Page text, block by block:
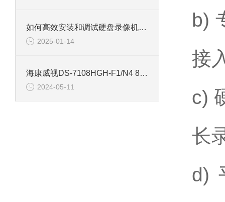
如何高效安装和调试硬盘录像机：专业教程
2025-01-14
海康威视DS-7108HGH-F1/N4 8路单盘位同轴硬盘录像机
2024-05-11
b)
接
c)
长
d)